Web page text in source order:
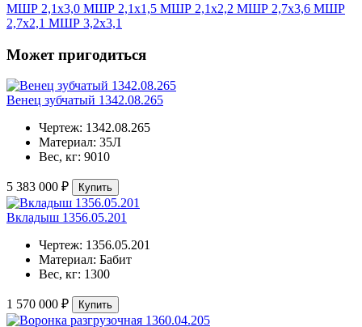
МШР 2,1х3,0 МШР 2,1х1,5 МШР 2,1х2,2 МШР 2,7х3,6 МШР
2,7х2,1 МШР 3,2х3,1
Может пригодиться
Венец зубчатый 1342.08.265
Чертеж: 1342.08.265
Материал: 35Л
Вес, кг: 9010
5 383 000 ₽ Купить
Вкладыш 1356.05.201
Чертеж: 1356.05.201
Материал: Бабит
Вес, кг: 1300
1 570 000 ₽ Купить